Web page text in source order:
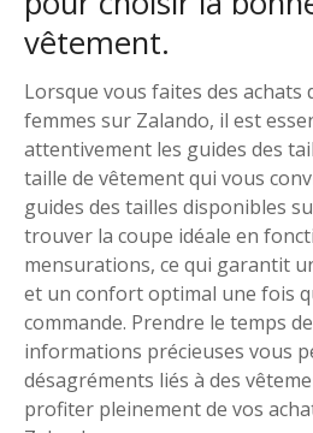
vêtement.
Lorsque vous faites des achats
femmes sur Zalando, il est
attentivement les guides des
taille de vêtement qui vous
guides des tailles disponibles
trouver la coupe idéale en
mensurations, ce qui garantit
et un confort optimal une fois
commande. Prendre le temps
informations précieuses vous
désagréments liés à des
profiter pleinement de vos